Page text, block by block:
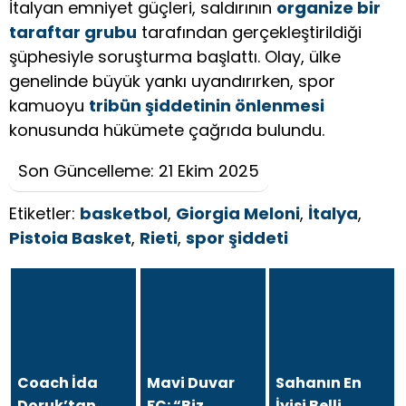
İtalyan emniyet güçleri, saldırının organize bir
taraftar grubu tarafından gerçekleştirildiği
şüphesiyle soruşturma başlattı. Olay, ülke
genelinde büyük yankı uyandırırken, spor
kamuoyu tribün şiddetinin önlenmesi
konusunda hükümete çağrıda bulundu.
Son Güncelleme: 21 Ekim 2025
Etiketler: basketbol, Giorgia Meloni, İtalya,
Pistoia Basket, Rieti, spor şiddeti
Coach İda
Mavi Duvar
Sahanın En